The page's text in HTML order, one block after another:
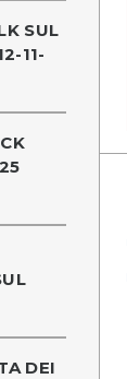
SUL
11-
DEI